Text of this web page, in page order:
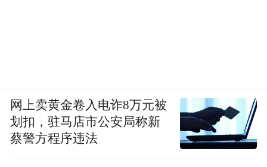
网上卖黄金卷入电诈8万元被
划扣，驻马店市公安局称新
蔡警方程序违法